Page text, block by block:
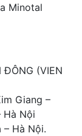
Minotal
ĐÔNG (VIEN
Giang –
Hà Nội
– Hà Nội.